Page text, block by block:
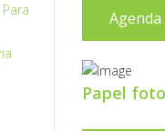
Agenda
Papel